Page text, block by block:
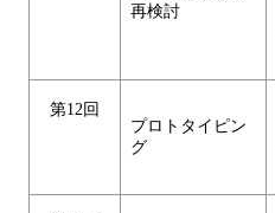
再検討
第12回
プロトタイピン
グ